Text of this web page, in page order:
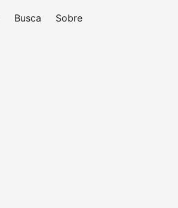
Busca Sobre